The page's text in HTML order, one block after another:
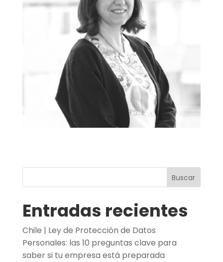
Buscar
Entradas recientes
Chile | Ley de Protección de Datos
Personales: las 10 preguntas clave para
saber si tu empresa está preparada